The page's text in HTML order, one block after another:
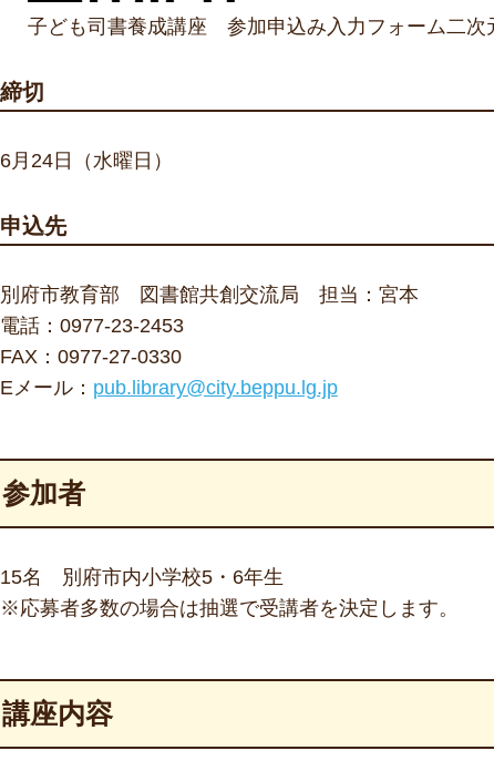
子ども司書養成講座 参加申込み入力フォーム二次
締切
6月24日（水曜日）
申込先
別府市教育部 図書館共創交流局 担当：宮本
電話： 0977-23-2453
FAX：0977-27-0330
Eメール： pub.library@city.beppu.lg.jp
参加者
15名 別府市内小学校5・6年生
※応募者多数の場合は抽選で受講者を決定します。
講座内容